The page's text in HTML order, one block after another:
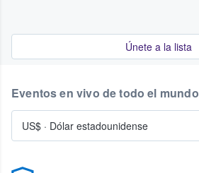
Únete a la lista
Eventos en vivo de todo el mundo
US$ · Dólar estadounidense